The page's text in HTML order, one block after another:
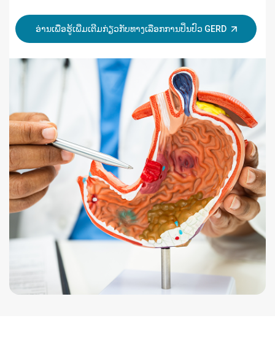
ອ່ານເພື່ອຮູ້ເພີ່ມເຕີມກ່ຽວກັບທາງເລືອກການປິ່ນປົວ GERD